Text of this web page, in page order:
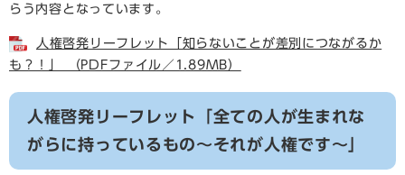
らう内容となっています。
人権啓発リーフレット「知らないことが差別につながるか
も？！」 （PDFファイル／1.89MB）
人権啓発リーフレット「全ての人が生まれな
がらに持っているもの～それが人権です～」